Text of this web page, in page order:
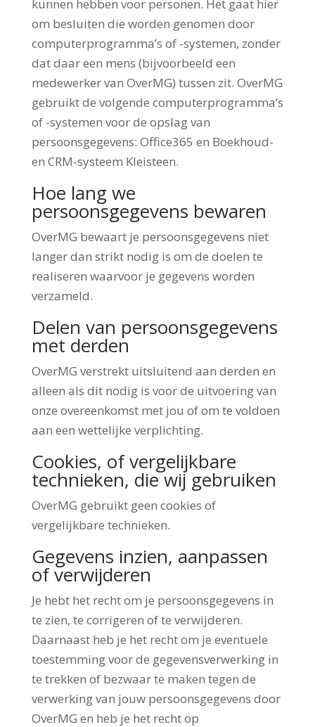
kunnen hebben voor personen. Het gaat hier
om besluiten die worden genomen door
computerprogramma’s of -systemen, zonder
dat daar een mens (bijvoorbeeld een
medewerker van OverMG) tussen zit. OverMG
gebruikt de volgende computerprogramma’s
of -systemen voor de opslag van
persoonsgegevens: Office365 en Boekhoud-
en CRM-systeem Kleisteen.
Hoe lang we
persoonsgegevens bewaren
OverMG bewaart je persoonsgegevens niet
langer dan strikt nodig is om de doelen te
realiseren waarvoor je gegevens worden
verzameld.
Delen van persoonsgegevens
met derden
OverMG verstrekt uitsluitend aan derden en
alleen als dit nodig is voor de uitvoering van
onze overeenkomst met jou of om te voldoen
aan een wettelijke verplichting.
Cookies, of vergelijkbare
technieken, die wij gebruiken
OverMG gebruikt geen cookies of
vergelijkbare technieken.
Gegevens inzien, aanpassen
of verwijderen
Je hebt het recht om je persoonsgegevens in
te zien, te corrigeren of te verwijderen.
Daarnaast heb je het recht om je eventuele
toestemming voor de gegevensverwerking in
te trekken of bezwaar te maken tegen de
verwerking van jouw persoonsgegevens door
OverMG en heb je het recht op